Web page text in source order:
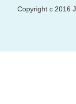
Copyright c 2016